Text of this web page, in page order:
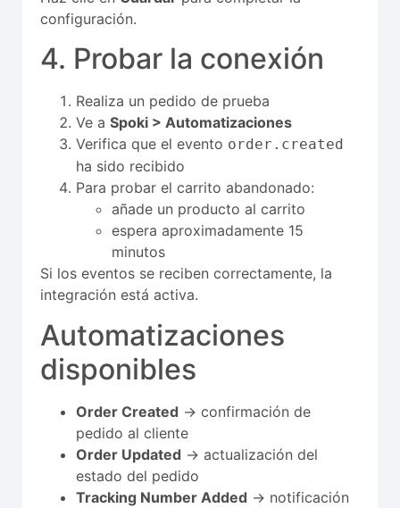
configuración.
4. Probar la conexión
Realiza un pedido de prueba
Ve a Spoki > Automatizaciones
Verifica que el evento order.created
ha sido recibido
Para probar el carrito abandonado:
añade un producto al carrito
espera aproximadamente 15
minutos
Si los eventos se reciben correctamente, la
integración está activa.
Automatizaciones
disponibles
Order Created → confirmación de
pedido al cliente
Order Updated → actualización del
estado del pedido
Tracking Number Added → notificación